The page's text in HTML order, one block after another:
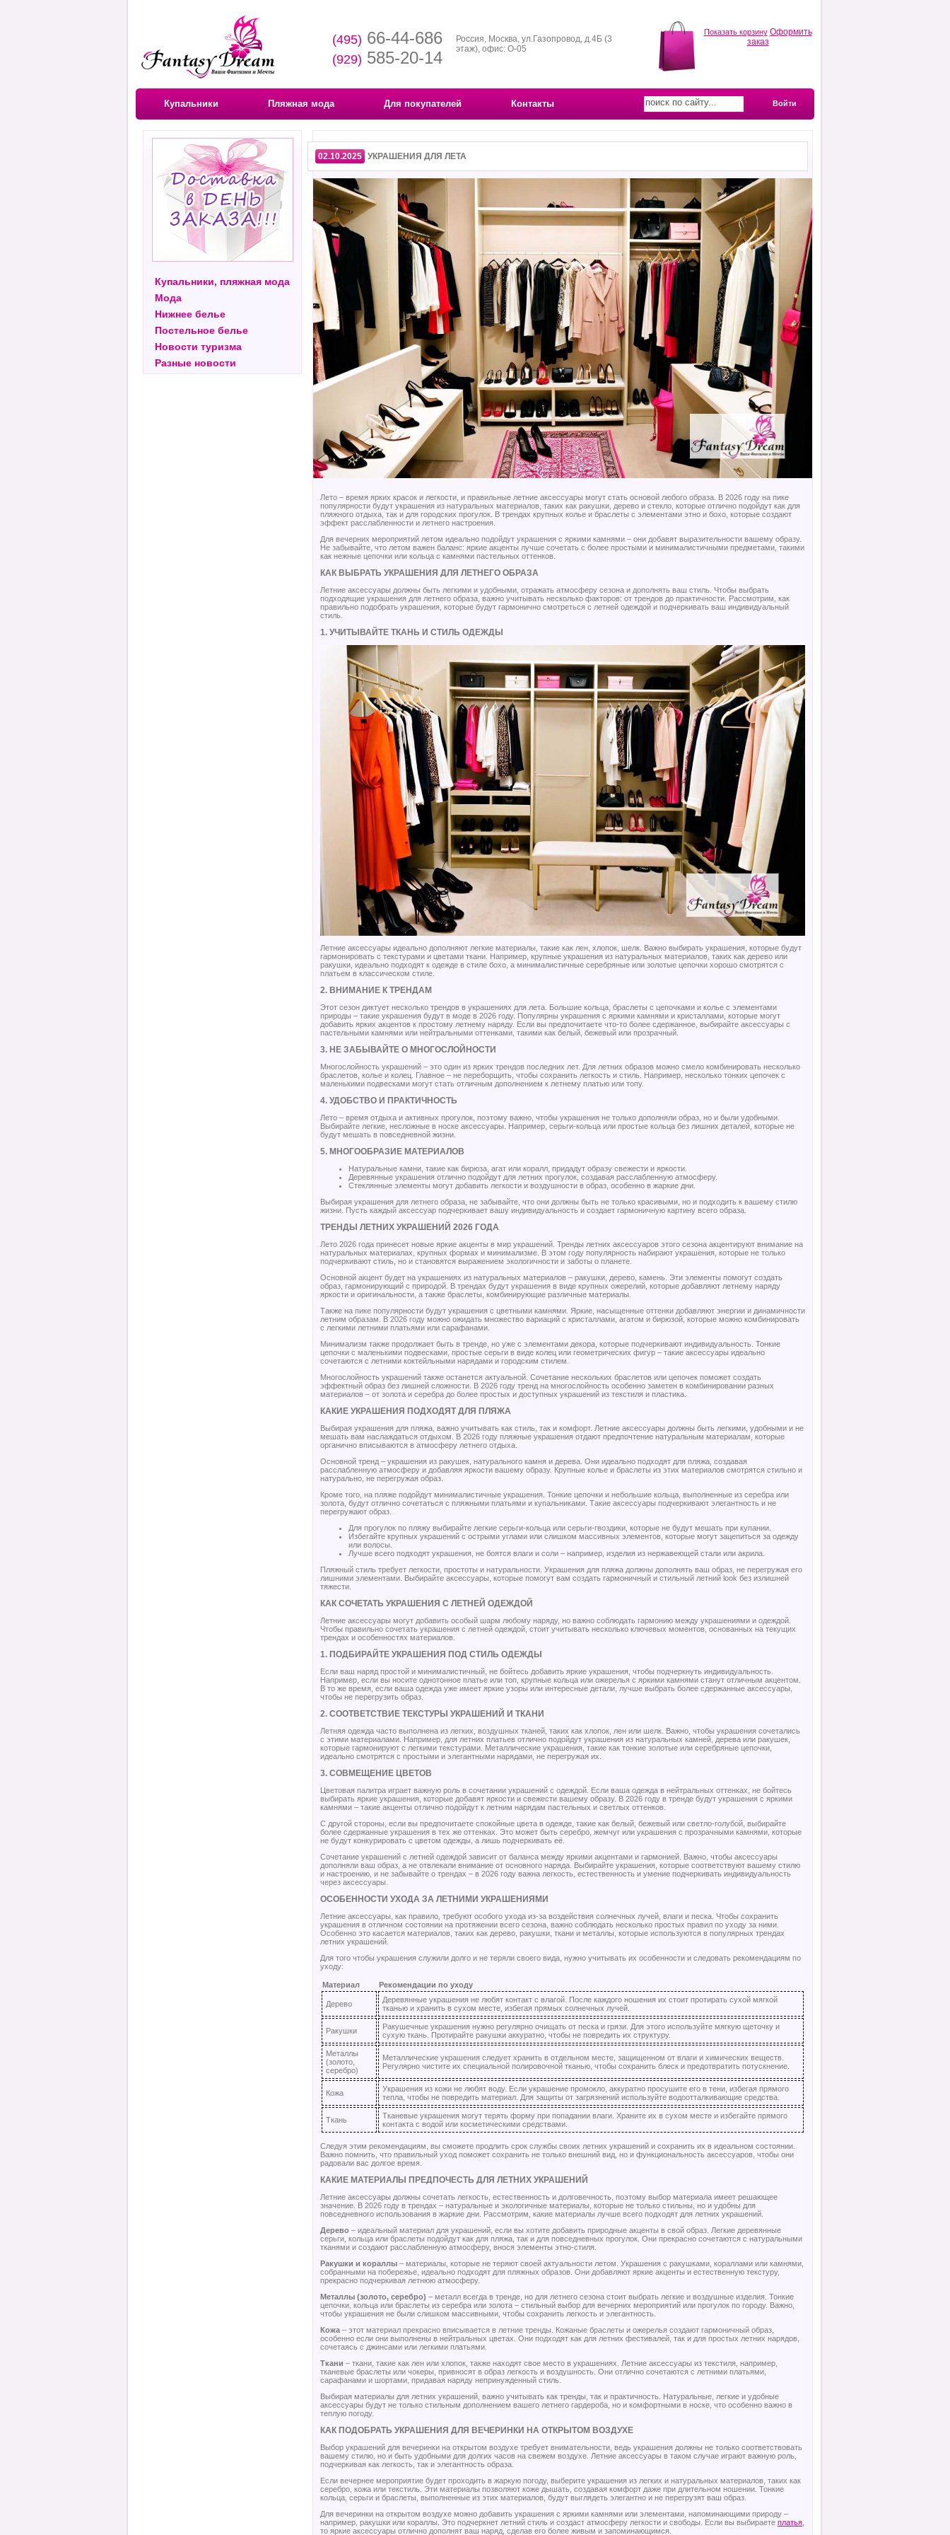
(495) 66-44-686
(929) 585-20-14
Россия, Москва, ул.Газопровод, д.4Б (3
этаж), офис: О-05
Показать корзину Оформить
заказ
Купальники Пляжная мода Для покупателей Контакты Войти
Купальники, пляжная мода
Мода
Нижнее белье
Постельное белье
Новости туризма
Разные новости
02.10.2025 УКРАШЕНИЯ ДЛЯ ЛЕТА
Лето – время ярких красок и легкости, и правильные летние аксессуары могут стать основой любого образа. В 2026 году на пике
популярности будут украшения из натуральных материалов, таких как ракушки, дерево и стекло, которые отлично подойдут как для
пляжного отдыха, так и для городских прогулок. В трендах крупных колье и браслеты с элементами этно и бохо, которые создают
эффект расслабленности и летнего настроения.
Для вечерних мероприятий летом идеально подойдут украшения с яркими камнями – они добавят выразительности вашему образу.
Не забывайте, что летом важен баланс: яркие акценты лучше сочетать с более простыми и минималистичными предметами, такими
как нежные цепочки или кольца с камнями пастельных оттенков.
КАК ВЫБРАТЬ УКРАШЕНИЯ ДЛЯ ЛЕТНЕГО ОБРАЗА
Летние аксессуары должны быть легкими и удобными, отражать атмосферу сезона и дополнять ваш стиль. Чтобы выбрать
подходящие украшения для летнего образа, важно учитывать несколько факторов: от трендов до практичности. Рассмотрим, как
правильно подобрать украшения, которые будут гармонично смотреться с летней одеждой и подчеркивать ваш индивидуальный
стиль.
1. УЧИТЫВАЙТЕ ТКАНЬ И СТИЛЬ ОДЕЖДЫ
Летние аксессуары идеально дополняют легкие материалы, такие как лен, хлопок, шелк. Важно выбирать украшения, которые будут
гармонировать с текстурами и цветами ткани. Например, крупные украшения из натуральных материалов, таких как дерево или
ракушки, идеально подходят к одежде в стиле бохо, а минималистичные серебряные или золотые цепочки хорошо смотрятся с
платьем в классическом стиле.
2. ВНИМАНИЕ К ТРЕНДАМ
Этот сезон диктует несколько трендов в украшениях для лета. Большие кольца, браслеты с цепочками и колье с элементами
природы – такие украшения будут в моде в 2026 году. Популярны украшения с яркими камнями и кристаллами, которые могут
добавить ярких акцентов к простому летнему наряду. Если вы предпочитаете что-то более сдержанное, выбирайте аксессуары с
пастельными камнями или нейтральными оттенками, такими как белый, бежевый или прозрачный.
3. НЕ ЗАБЫВАЙТЕ О МНОГОСЛОЙНОСТИ
Многослойность украшений – это один из ярких трендов последних лет. Для летних образов можно смело комбинировать несколько
браслетов, колье и колец. Главное – не переборщить, чтобы сохранить легкость и стиль. Например, несколько тонких цепочек с
маленькими подвесками могут стать отличным дополнением к летнему платью или топу.
4. УДОБСТВО И ПРАКТИЧНОСТЬ
Лето – время отдыха и активных прогулок, поэтому важно, чтобы украшения не только дополняли образ, но и были удобными.
Выбирайте легкие, несложные в носке аксессуары. Например, серьги-кольца или простые кольца без лишних деталей, которые не
будут мешать в повседневной жизни.
5. МНОГООБРАЗИЕ МАТЕРИАЛОВ
Натуральные камни, такие как бирюза, агат или коралл, придадут образу свежести и яркости.
Деревянные украшения отлично подойдут для летних прогулок, создавая расслабленную атмосферу.
Стеклянные элементы могут добавить легкости и воздушности в образ, особенно в жаркие дни.
Выбирая украшения для летнего образа, не забывайте, что они должны быть не только красивыми, но и подходить к вашему стилю
жизни. Пусть каждый аксессуар подчеркивает вашу индивидуальность и создает гармоничную картину всего образа.
ТРЕНДЫ ЛЕТНИХ УКРАШЕНИЙ 2026 ГОДА
Лето 2026 года принесет новые яркие акценты в мир украшений. Тренды летних аксессуаров этого сезона акцентируют внимание на
натуральных материалах, крупных формах и минимализме. В этом году популярность набирают украшения, которые не только
подчеркивают стиль, но и становятся выражением экологичности и заботы о планете.
Основной акцент будет на украшениях из натуральных материалов – ракушки, дерево, камень. Эти элементы помогут создать
образ, гармонирующий с природой. В трендах будут украшения в виде крупных ожерелий, которые добавляют летнему наряду
яркости и оригинальности, а также браслеты, комбинирующие различные материалы.
Также на пике популярности будут украшения с цветными камнями. Яркие, насыщенные оттенки добавляют энергии и динамичности
летним образам. В 2026 году можно ожидать множество вариаций с кристаллами, агатом и бирюзой, которые можно комбинировать
с легкими летними платьями или сарафанами.
Минимализм также продолжает быть в тренде, но уже с элементами декора, которые подчеркивают индивидуальность. Тонкие
цепочки с маленькими подвесками, простые серьги в виде колец или геометрических фигур – такие аксессуары идеально
сочетаются с летними коктейльными нарядами и городским стилем.
Многослойность украшений также останется актуальной. Сочетание нескольких браслетов или цепочек поможет создать
эффектный образ без лишней сложности. В 2026 году тренд на многослойность особенно заметен в комбинировании разных
материалов – от золота и серебра до более простых и доступных украшений из текстиля и пластика.
КАКИЕ УКРАШЕНИЯ ПОДХОДЯТ ДЛЯ ПЛЯЖА
Выбирая украшения для пляжа, важно учитывать как стиль, так и комфорт. Летние аксессуары должны быть легкими, удобными и не
мешать вам наслаждаться отдыхом. В 2026 году пляжные украшения отдают предпочтение натуральным материалам, которые
органично вписываются в атмосферу летнего отдыха.
Основной тренд – украшения из ракушек, натурального камня и дерева. Они идеально подходят для пляжа, создавая
расслабленную атмосферу и добавляя яркости вашему образу. Крупные колье и браслеты из этих материалов смотрятся стильно и
натурально, не перегружая образ.
Кроме того, на пляже подойдут минималистичные украшения. Тонкие цепочки и небольшие кольца, выполненные из серебра или
золота, будут отлично сочетаться с пляжными платьями и купальниками. Такие аксессуары подчеркивают элегантность и не
перегружают образ.
Для прогулок по пляжу выбирайте легкие серьги-кольца или серьги-гвоздики, которые не будут мешать при купании.
Избегайте крупных украшений с острыми углами или слишком массивных элементов, которые могут зацепиться за одежду
или волосы.
Лучше всего подходят украшения, не боятся влаги и соли – например, изделия из нержавеющей стали или акрила.
Пляжный стиль требует легкости, простоты и натуральности. Украшения для пляжа должны дополнять ваш образ, не перегружая его
лишними элементами. Выбирайте аксессуары, которые помогут вам создать гармоничный и стильный летний look без излишней
тяжести.
КАК СОЧЕТАТЬ УКРАШЕНИЯ С ЛЕТНЕЙ ОДЕЖДОЙ
Летние аксессуары могут добавить особый шарм любому наряду, но важно соблюдать гармонию между украшениями и одеждой.
Чтобы правильно сочетать украшения с летней одеждой, стоит учитывать несколько ключевых моментов, основанных на текущих
трендах и особенностях материалов.
1. ПОДБИРАЙТЕ УКРАШЕНИЯ ПОД СТИЛЬ ОДЕЖДЫ
Если ваш наряд простой и минималистичный, не бойтесь добавить яркие украшения, чтобы подчеркнуть индивидуальность.
Например, если вы носите однотонное платье или топ, крупные кольца или ожерелья с яркими камнями станут отличным акцентом.
В то же время, если ваша одежда уже имеет яркие узоры или интересные детали, лучше выбрать более сдержанные аксессуары,
чтобы не перегрузить образ.
2. СООТВЕТСТВИЕ ТЕКСТУРЫ УКРАШЕНИЙ И ТКАНИ
Летняя одежда часто выполнена из легких, воздушных тканей, таких как хлопок, лен или шелк. Важно, чтобы украшения сочетались
с этими материалами. Например, для летних платьев отлично подойдут украшения из натуральных камней, дерева или ракушек,
которые гармонируют с легкими текстурами. Металлические украшения, такие как тонкие золотые или серебряные цепочки,
идеально смотрятся с простыми и элегантными нарядами, не перегружая их.
3. СОВМЕЩЕНИЕ ЦВЕТОВ
Цветовая палитра играет важную роль в сочетании украшений с одеждой. Если ваша одежда в нейтральных оттенках, не бойтесь
выбирать яркие украшения, которые добавят яркости и свежести вашему образу. В 2026 году в тренде будут украшения с яркими
камнями – такие акценты отлично подойдут к летним нарядам пастельных и светлых оттенков.
С другой стороны, если вы предпочитаете спокойные цвета в одежде, такие как белый, бежевый или светло-голубой, выбирайте
более сдержанные украшения в тех же оттенках. Это может быть серебро, жемчуг или украшения с прозрачными камнями, которые
не будут конкурировать с цветом одежды, а лишь подчеркивать её.
Сочетание украшений с летней одеждой зависит от баланса между яркими акцентами и гармонией. Важно, чтобы аксессуары
дополняли ваш образ, а не отвлекали внимание от основного наряда. Выбирайте украшения, которые соответствуют вашему стилю
и настроению, и не забывайте о трендах – в 2026 году важна легкость, естественность и умение подчеркивать индивидуальность
через аксессуары.
ОСОБЕННОСТИ УХОДА ЗА ЛЕТНИМИ УКРАШЕНИЯМИ
Летние аксессуары, как правило, требуют особого ухода из-за воздействия солнечных лучей, влаги и песка. Чтобы сохранить
украшения в отличном состоянии на протяжении всего сезона, важно соблюдать несколько простых правил по уходу за ними.
Особенно это касается материалов, таких как дерево, ракушки, ткани и металлы, которые используются в популярных трендах
летних украшений.
Для того чтобы украшения служили долго и не теряли своего вида, нужно учитывать их особенности и следовать рекомендациям по
уходу:
Материал Рекомендации по уходу
Дерево
Деревянные украшения не любят контакт с влагой. После каждого ношения их стоит протирать сухой мягкой
тканью и хранить в сухом месте, избегая прямых солнечных лучей.
Ракушки
Ракушечные украшения нужно регулярно очищать от песка и грязи. Для этого используйте мягкую щеточку и
сухую ткань. Протирайте ракушки аккуратно, чтобы не повредить их структуру.
Металлы
(золото,
серебро)
Металлические украшения следует хранить в отдельном месте, защищенном от влаги и химических веществ.
Регулярно чистите их специальной полировочной тканью, чтобы сохранить блеск и предотвратить потускнение.
Кожа
Украшения из кожи не любят воду. Если украшение промокло, аккуратно просушите его в тени, избегая прямого
тепла, чтобы не повредить материал. Для защиты от загрязнений используйте водоотталкивающие средства.
Ткань
Тканевые украшения могут терять форму при попадании влаги. Храните их в сухом месте и избегайте прямого
контакта с водой или косметическими средствами.
Следуя этим рекомендациям, вы сможете продлить срок службы своих летних украшений и сохранить их в идеальном состоянии.
Важно помнить, что правильный уход поможет сохранить не только внешний вид, но и функциональность аксессуаров, чтобы они
радовали вас долгое время.
КАКИЕ МАТЕРИАЛЫ ПРЕДПОЧЕСТЬ ДЛЯ ЛЕТНИХ УКРАШЕНИЙ
Летние аксессуары должны сочетать легкость, естественность и долговечность, поэтому выбор материала имеет решающее
значение. В 2026 году в трендах – натуральные и экологичные материалы, которые не только стильны, но и удобны для
повседневного использования в жаркие дни. Рассмотрим, какие материалы лучше всего подходят для летних украшений.
Дерево – идеальный материал для украшений, если вы хотите добавить природные акценты в свой образ. Легкие деревянные
серьги, кольца или браслеты подойдут как для пляжа, так и для повседневных прогулок. Они прекрасно сочетаются с натуральными
тканями и создают расслабленную атмосферу, внося элементы этно-стиля.
Ракушки и кораллы – материалы, которые не теряют своей актуальности летом. Украшения с ракушками, кораллами или камнями,
собранными на побережье, идеально подходят для пляжных образов. Они добавляют яркие акценты и естественную текстуру,
прекрасно подчеркивая летнюю атмосферу.
Металлы (золото, серебро) – металл всегда в тренде, но для летнего сезона стоит выбрать легкие и воздушные изделия. Тонкие
цепочки, кольца или браслеты из серебра или золота – стильный выбор для вечерних мероприятий или прогулок по городу. Важно,
чтобы украшения не были слишком массивными, чтобы сохранить легкость и элегантность.
Кожа – этот материал прекрасно вписывается в летние тренды. Кожаные браслеты и ожерелья создают гармоничный образ,
особенно если они выполнены в нейтральных цветах. Они подходят как для летних фестивалей, так и для простых летних нарядов,
сочетаясь с джинсами или легкими платьями.
Ткани – ткани, такие как лен или хлопок, также находят свое место в украшениях. Летние аксессуары из текстиля, например,
тканевые браслеты или чокеры, привносят в образ легкость и воздушность. Они отлично сочетаются с летними платьями,
сарафанами и шортами, придавая наряду непринужденный стиль.
Выбирая материалы для летних украшений, важно учитывать как тренды, так и практичность. Натуральные, легкие и удобные
аксессуары будут не только стильным дополнением вашего летнего гардероба, но и комфортными в носке, что особенно важно в
теплую погоду.
КАК ПОДОБРАТЬ УКРАШЕНИЯ ДЛЯ ВЕЧЕРИНКИ НА ОТКРЫТОМ ВОЗДУХЕ
Выбор украшений для вечеринки на открытом воздухе требует внимательности, ведь украшения должны не только соответствовать
вашему стилю, но и быть удобными для долгих часов на свежем воздухе. Летние аксессуары в таком случае играют важную роль,
подчеркивая как легкость, так и элегантность образа.
Если вечернее мероприятие будет проходить в жаркую погоду, выберите украшения из легких и натуральных материалов, таких как
серебро, кожа или текстиль. Эти материалы позволяют коже дышать, создавая комфорт даже при длительном ношении. Тонкие
кольца, серьги и браслеты, выполненные из этих материалов, будут выглядеть элегантно и не перегрузят ваш образ.
Для вечеринки на открытом воздухе можно добавить украшения с яркими камнями или элементами, напоминающими природу –
например, ракушки или кораллы. Это подчеркнет летний стиль и создаст атмосферу легкости и свободы. Если вы выбираете платья
то яркие аксессуары отлично дополнят ваш наряд, сделав его более живым и запоминающимся.